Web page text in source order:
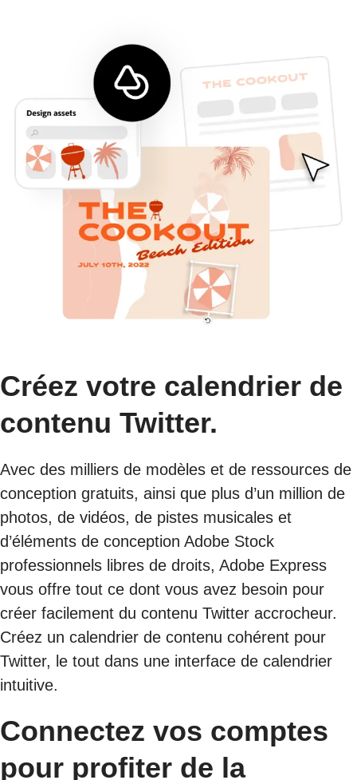
Créez votre calendrier de
contenu Twitter.
Avec des milliers de modèles et de ressources de
conception gratuits, ainsi que plus d’un million de
photos, de vidéos, de pistes musicales et
d’éléments de conception Adobe Stock
professionnels libres de droits, Adobe Express
vous offre tout ce dont vous avez besoin pour
créer facilement du contenu Twitter accrocheur.
Créez un calendrier de contenu cohérent pour
Twitter, le tout dans une interface de calendrier
intuitive.
Connectez vos comptes
pour profiter de la